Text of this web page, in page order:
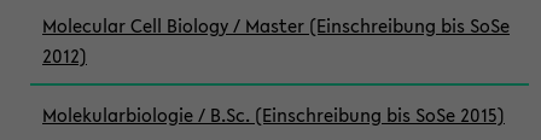
Molecular Cell Biology / Master (Einschreibung bis SoSe
2012)
Molekularbiologie / B.Sc. (Einschreibung bis SoSe 2015)